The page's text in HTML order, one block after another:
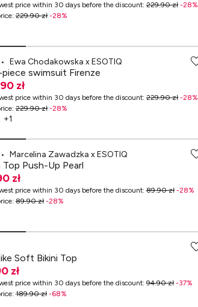
price within 30 days before the discount:229.90 zł-28%
:229.90 zł-28%
• Ewa Chodakowska x ESOTIQ
swimsuit Firenze
zł
price within 30 days before the discount:229.90 zł-28%
:229.90 zł-28%
+1
• Marcelina Zawadzka x ESOTIQ
Top Push-Up Pearl
zł
price within 30 days before the discount:89.90 zł-28%
:89.90 zł-28%
Soft Bikini Top
zł
price within 30 days before the discount:94.90 zł-37%
:189.90 zł-68%